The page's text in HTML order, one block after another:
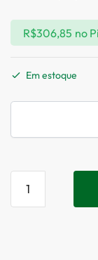
R$306,85 no
Em estoque